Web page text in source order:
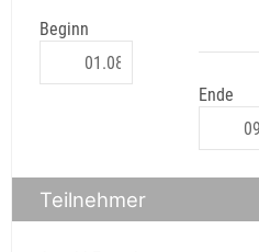
Beginn
Ende
Teilnehmer